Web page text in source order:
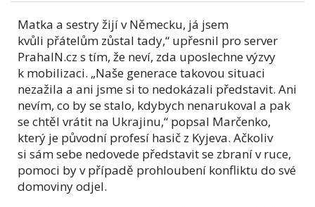
Matka a sestry žijí v Německu, já jsem
kvůli přátelům zůstal tady,“ upřesnil pro server
PrahaIN.cz s tím, že neví, zda uposlechne výzvy
k mobilizaci. „Naše generace takovou situaci
nezažila a ani jsme si to nedokázali představit. Ani
nevím, co by se stalo, kdybych nenarukoval a pak
se chtěl vrátit na Ukrajinu,“ popsal Marčenko,
který je původní profesí hasič z Kyjeva. Ačkoliv
si sám sebe nedovede představit se zbraní v ruce,
pomoci by v případě prohloubení konfliktu do své
domoviny odjel.